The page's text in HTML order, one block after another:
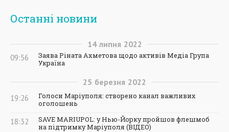
Останні новини
14 липня 2022
09:56
Заява Ріната Ахметова щодо активів Медіа Група
Україна
25 березня 2022
19:26
Голоси Маріуполя: створено канал важливих
оголошень
18:32
SAVE MARIUPOL: у Нью-Йорку пройшов флешмоб
на підтримку Маріуполя (ВІДЕО)